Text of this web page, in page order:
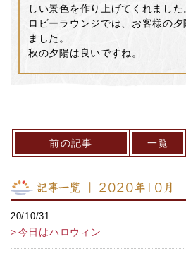
しい景色を作り上げてくれました
ロビーラウンジでは、お客様の
ました。
秋の夕陽は良いですね。
前の記事 一覧
記事一覧 ｜ 2020年10月
20/10/31
今日はハロウィン